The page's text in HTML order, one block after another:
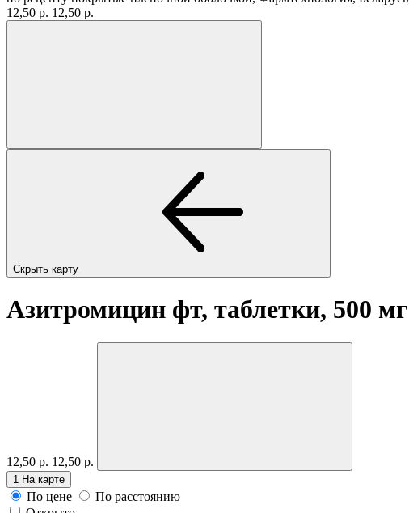
12,50 р. 12,50 р.
Скрыть карту
Азитромицин фт, таблетки, 500 мг
12,50 р. 12,50 р.
1 На карте
По цене
По расстоянию